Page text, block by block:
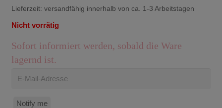
Lieferzeit: versandfähig innerhalb von ca. 1-3 Arbeitstagen
Nicht vorrätig
Sofort informiert werden, sobald die Ware
lagernd ist.
Notify me